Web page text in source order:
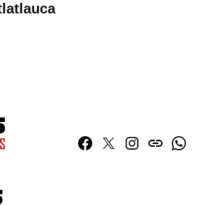
Facebook
TwitterInstagram
issuu